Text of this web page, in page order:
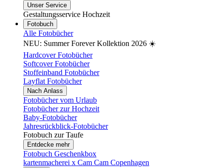
Unser Service
Gestaltungsservice Hochzeit
Fotobuch
Alle Fotobücher
NEU: Summer Forever Kollektion 2026 ☀️
Hardcover Fotobücher
Softcover Fotobücher
Stoffeinband Fotobücher
Layflat Fotobücher
Nach Anlass
Fotobücher vom Urlaub
Fotobücher zur Hochzeit
Baby-Fotobücher
Jahresrückblick-Fotobücher
Fotobuch zur Taufe
Entdecke mehr
Fotobuch Geschenkbox
kartenmacherei x Cam Cam Copenhagen